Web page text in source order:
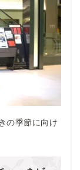
の季節に向け